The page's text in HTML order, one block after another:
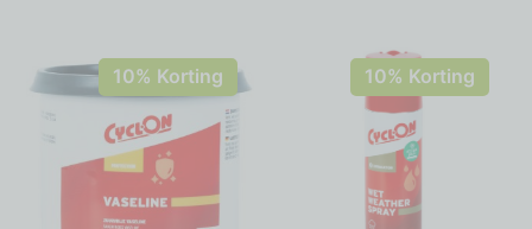
10% Korting 10% Korting